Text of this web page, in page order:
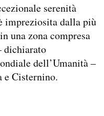
serenità
impreziosita dalla più
una zona compresa
dichiarato
dell’Umanità –
e Cisternino.